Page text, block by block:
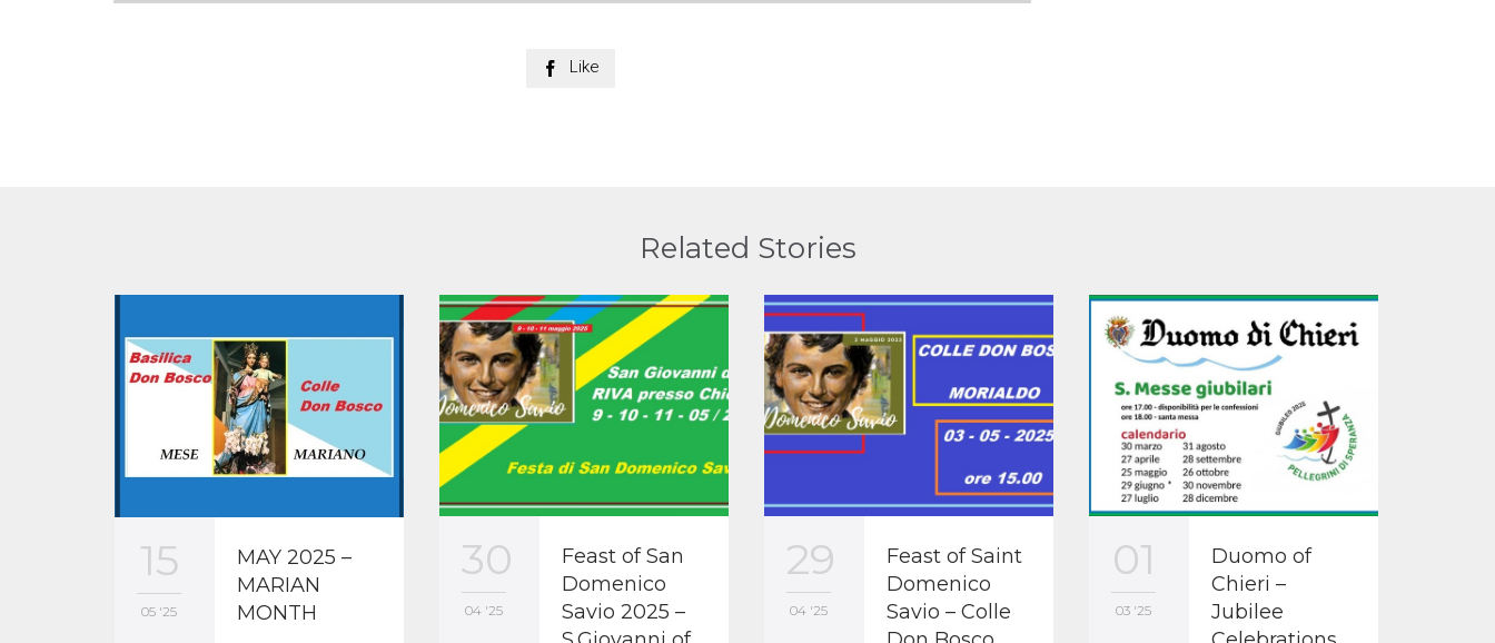
 Like
Related Stories
15
05 '25
MAY 2025 –
MARIAN
MONTH
30
04 '25
Feast of San
Domenico
Savio 2025 –
29
04 '25
Feast of Saint
Domenico
Savio – Colle
01
03 '25
Duomo of
Chieri –
Jubilee